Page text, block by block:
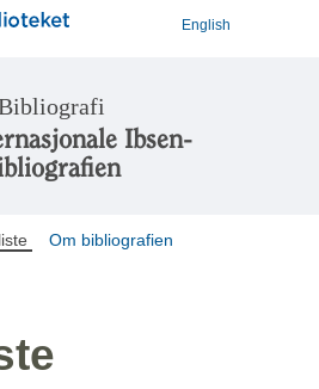
English
Ibsen-
Om bibliografien